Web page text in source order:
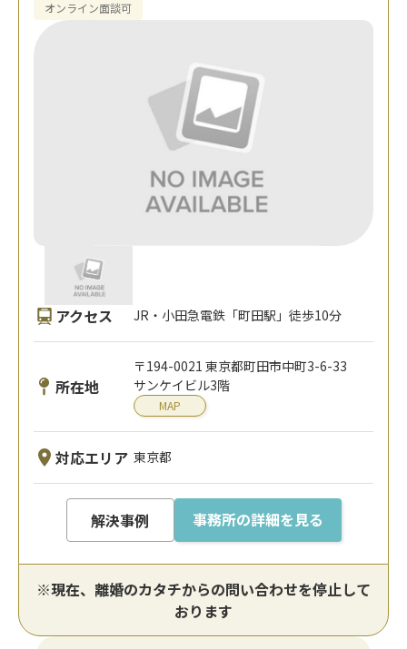
オンライン面談可
アクセス JR・小田急電鉄「町田駅」徒歩10分
所在地
〒194-0021 東京都町田市中町3-6-33
サンケイビル3階
MAP
対応エリア 東京都
解決事例 事務所の詳細を見る
※現在、離婚のカタチからの問い合わせを停止して
おります